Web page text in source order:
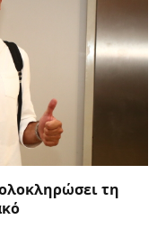
τη